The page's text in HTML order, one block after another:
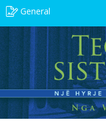
General